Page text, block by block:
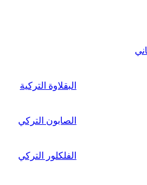
البقلاوة التركية
الصابون التركي
الفلكلور التركي